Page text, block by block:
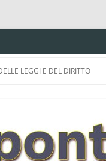
LEGGI E DEL DIRITTO
DEL COPYRIGHT E DELLA LDA 633.